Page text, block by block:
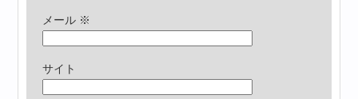
メール ※
サイト